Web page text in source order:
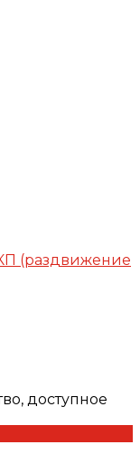
(раздвижение
доступное